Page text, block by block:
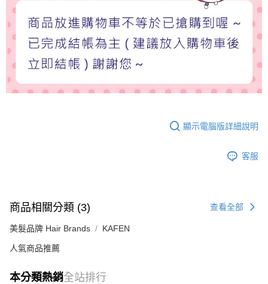
顯示電腦版詳細說明
客服
商品相關分類 (3) 查看全部
美髮品牌 Hair Brands KAFEN
人氣商品推薦
本分類熱銷全站排行